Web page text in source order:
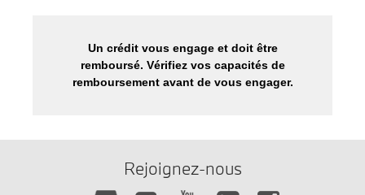
Un crédit vous engage et doit être
remboursé. Vérifiez vos capacités de
remboursement avant de vous engager.
Rejoignez-nous